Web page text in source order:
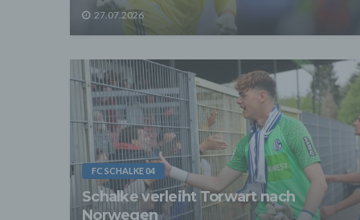
27.07.2026
FC SCHALKE 04
Schalke verleiht Torwart nach
Norwegen
Bei
erfüllt
4.
Wir
Wir